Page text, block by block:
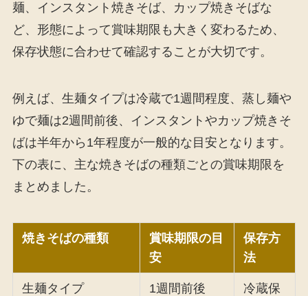
麺、インスタント焼きそば、カップ焼きそばな
ど、形態によって賞味期限も大きく変わるため、
保存状態に合わせて確認することが大切です。
例えば、生麺タイプは冷蔵で1週間程度、蒸し麺や
ゆで麺は2週間前後、インスタントやカップ焼きそ
ばは半年から1年程度が一般的な目安となります。
下の表に、主な焼きそばの種類ごとの賞味期限を
まとめました。
焼きそばの種類
賞味期限の目
安
保存方
法
生麺タイプ 1週間前後
冷蔵保